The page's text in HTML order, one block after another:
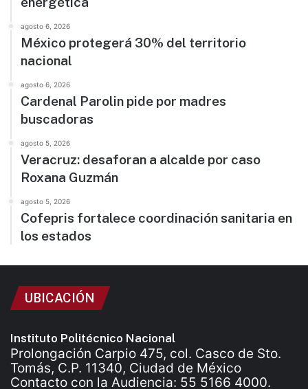
agosto 6, 2026
México protegerá 30% del territorio
nacional
agosto 6, 2026
Cardenal Parolin pide por madres
buscadoras
agosto 5, 2026
Veracruz: desaforan a alcalde por caso
Roxana Guzmán
agosto 5, 2026
Cofepris fortalece coordinación sanitaria en
los estados
UBICACIÓN
Instituto Politécnico Nacional
Prolongación Carpio 475, col. Casco de Sto.
Tomás, C.P. 11340, Ciudad de México
Contacto con la Audiencia: 55 5166 4000.